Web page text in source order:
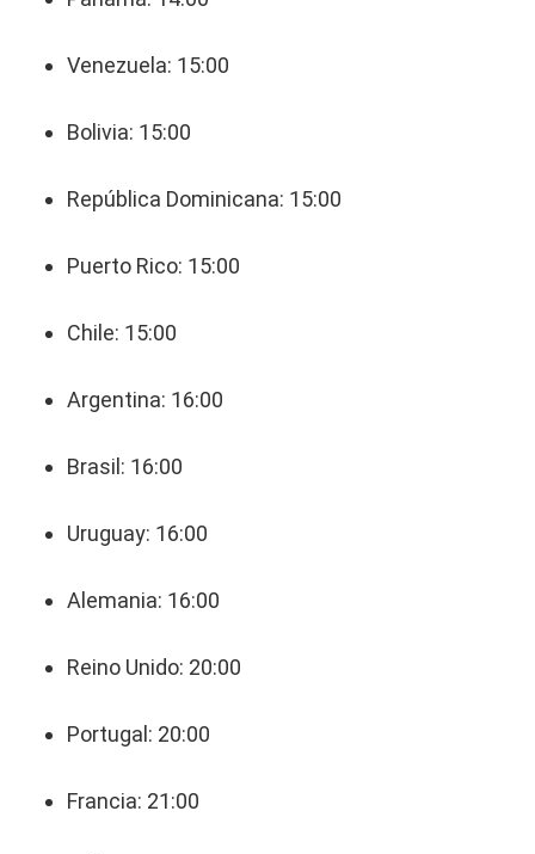
Venezuela: 15:00
Bolivia: 15:00
República Dominicana: 15:00
Puerto Rico: 15:00
Chile: 15:00
Argentina: 16:00
Brasil: 16:00
Uruguay: 16:00
Alemania: 16:00
Reino Unido: 20:00
Portugal: 20:00
Francia: 21:00